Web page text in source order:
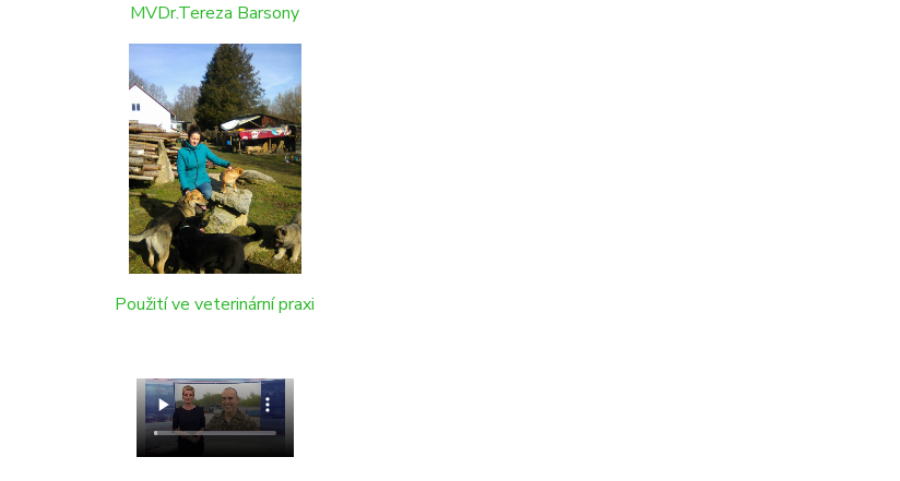
MVDr.Tereza Barsony
Použití ve veterinární praxi